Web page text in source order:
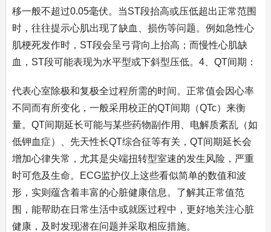
移一般不超过0.05毫伏。当ST段抬高或压低超出正常范围
时，往往提示心肌出现了缺血、损伤等问题。例如急性心
肌梗死发作时，ST段会呈弓背向上抬高；而慢性心肌缺
血，ST段可能表现为水平型或下斜型压低。4、QT间期：
代表心室除极和复极全过程所需的时间。正常值会因心率
不同而有所变化，一般采用校正的QT间期（QTc）来衡
量。QT间期延长可能与某些药物副作用、电解质紊乱（如
低钾血症）、先天性长QT综合征等有关，QT间期延长会
增加心律失常，尤其是尖端扭转型室速的发生风险，严重
时可危及生命。ECG监护仪上这些看似简单的数值和波
形，实则蕴含着丰富的心脏健康信息。了解其正常值范
围，能帮助在日常生活中或就医过程中，更好地关注心脏
健康，及时发现潜在问题并采取相应措施。